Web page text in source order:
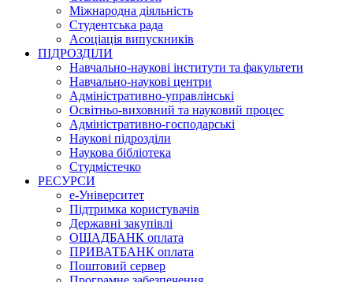
Міжнародна діяльність
Студентська рада
Асоціація випускників
ПІДРОЗДІЛИ
Навчально-наукові інститути та факультети
Навчально-наукові центри
Адміністративно-управлінські
Освітньо-виховний та науковий процес
Адміністративно-господарські
Наукові підрозділи
Наукова бібліотека
Студмістечко
РЕСУРСИ
е-Університет
Підтримка користувачів
Державні закупівлі
ОЩАДБАНК оплата
ПРИВАТБАНК оплата
Поштовий сервер